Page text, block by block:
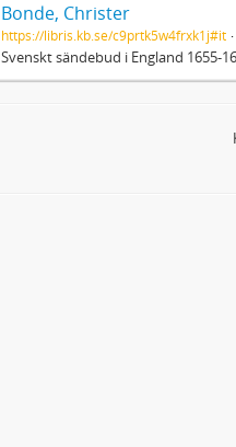
Bonde, Christer
https://libris.kb.se/c9prtk5w4frxk1j#it
Svenskt sändebud i England 1655-